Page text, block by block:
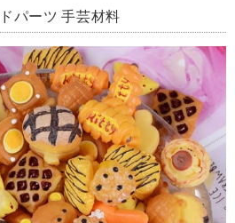
パーツ 手芸材料